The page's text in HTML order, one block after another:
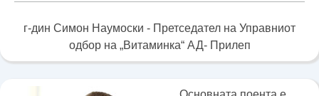
г-дин Симон Наумоски - Претседател на Управниот
одбор на „Витаминка“ АД- Прилеп